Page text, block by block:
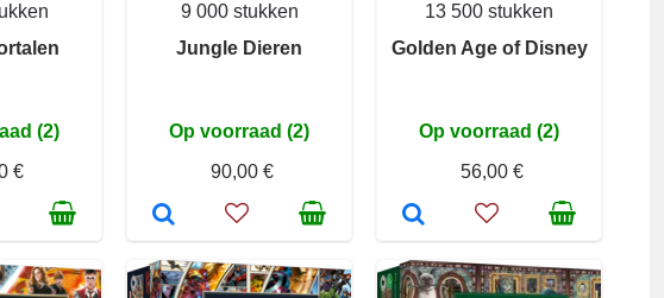
(2)
€
9 000 stukken
Jungle Dieren
Op voorraad (2)
90,00 €
13 500 stukken
Golden Age of Disney
Op voorraad (2)
56,00 €